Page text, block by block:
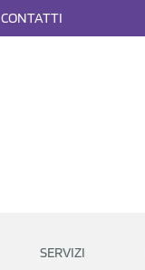
CONTATTI
SERVIZI